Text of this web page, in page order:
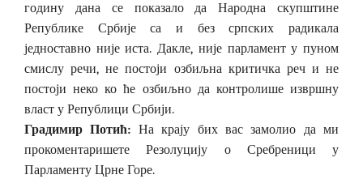
годину дана се показало да Народна скупштине
Републике Србије са и без српских радикала
једноставно није иста. Дакле, није парламент у пуном
смислу речи, не постоји озбиљна критичка реч и не
постоји неко ко ће озбиљно да контролише извршну
власт у Републици Србији.
Градимир Потић: На крају бих вас замолио да ми
прокоментаришете Резолуцију о Сребреници у
Парламенту Црне Горе.